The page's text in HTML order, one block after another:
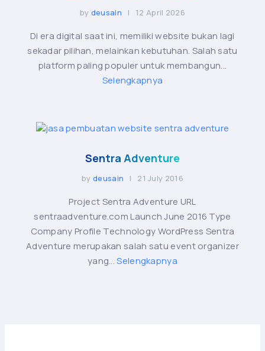
by deusain | 12 April 2026
Di era digital saat ini, memiliki website bukan lagi
sekadar pilihan, melainkan kebutuhan. Salah satu
platform paling populer untuk membangun...
Selengkapnya
Sentra Adventure
bydeusain | 21 July 2016
Project Sentra Adventure URL
sentraadventure.com Launch June 2016 Type
Company Profile Technology WordPress Sentra
Adventure merupakan salah satu event organizer
yang...Selengkapnya